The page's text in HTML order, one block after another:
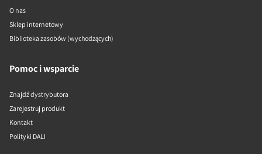
O nas
Sklep internetowy
Biblioteka zasobów (wychodzących)
Pomoc i wsparcie
Znajdź dystrybutora
Zarejestruj produkt
Kontakt
Polityki DALI